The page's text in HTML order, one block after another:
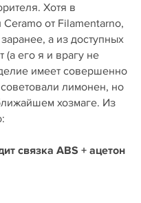
Хотя в
от Filamentarno,
а из доступных
(а его я и врагу не
имеет совершенно
лимонен, но
хозмаге. Из
связка ABS + ацетон